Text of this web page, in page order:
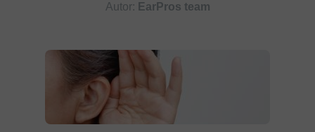
Autor: EarPros team